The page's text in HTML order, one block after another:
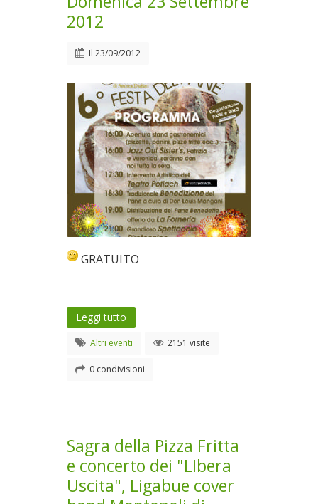
2012
Il 23/09/2012
GRATUITO
Leggi tutto
Altri eventi 2151 visite
0 condivisioni
Sagra della Pizza Fritta
e concerto dei "LIbera
Uscita", Ligabue cover